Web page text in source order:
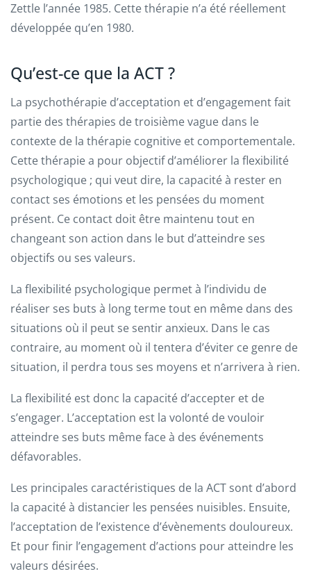
Zettle l’année 1985. Cette thérapie n’a été réellement
développée qu’en 1980.
Qu’est-ce que la ACT ?
La psychothérapie d’acceptation et d’engagement fait
partie des thérapies de troisième vague dans le
contexte de la thérapie cognitive et comportementale.
Cette thérapie a pour objectif d’améliorer la flexibilité
psychologique ; qui veut dire, la capacité à rester en
contact ses émotions et les pensées du moment
présent. Ce contact doit être maintenu tout en
changeant son action dans le but d’atteindre ses
objectifs ou ses valeurs.
La flexibilité psychologique permet à l’individu de
réaliser ses buts à long terme tout en même dans des
situations où il peut se sentir anxieux. Dans le cas
contraire, au moment où il tentera d’éviter ce genre de
situation, il perdra tous ses moyens et n’arrivera à rien.
La flexibilité est donc la capacité d’accepter et de
s’engager. L’acceptation est la volonté de vouloir
atteindre ses buts même face à des événements
défavorables.
Les principales caractéristiques de la ACT sont d’abord
la capacité à distancier les pensées nuisibles. Ensuite,
l’acceptation de l’existence d’évènements douloureux.
Et pour finir l’engagement d’actions pour atteindre les
valeurs désirées.